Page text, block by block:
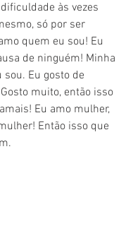
às vezes
só por ser
quem eu sou! Eu
de ninguém! Minha
Eu gosto de
muito, então isso
Eu amo mulher,
Então isso que